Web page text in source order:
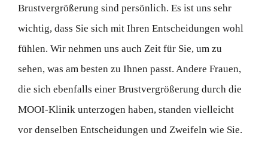
Brustvergrößerung sind persönlich. Es ist uns sehr
wichtig, dass Sie sich mit Ihren Entscheidungen wohl
fühlen. Wir nehmen uns auch Zeit für Sie, um zu
sehen, was am besten zu Ihnen passt. Andere Frauen,
die sich ebenfalls einer Brustvergrößerung durch die
MOOI-Klinik unterzogen haben, standen vielleicht
vor denselben Entscheidungen und Zweifeln wie Sie.